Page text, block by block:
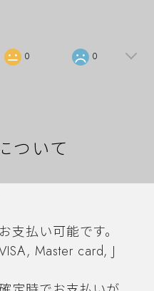
0 0
ついて
支払い可能です。
Master card, J